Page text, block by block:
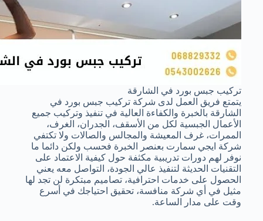
تركيب جبس بورد في الشارقة
يتمتع فريق العمل لدى شركة تركيب جبس بورد في
الشارقة بالخبرة والكفاءة العالية في تنفيذ وتركيب جميع
الأعمال الجبسية لكل من الأسقف، الجدران، الغرف،
الممرات، غرف المعيشة والمجالس والصالات ولا تكتفي
شركة ايجي سمارت بعنصر الخبرة فحسب ولكن دائما ما
نوفر لهم دورات تدريبية مكثفة حول كيفية الاعتماد على
التقنيات الحديثة لتنفيذ عالي الجودة، التواصل معه يعني
الحصول على خدمات احترافية، تصاميم مبتكرة لن تجد لها
مثيل في أي شركة منافسة، تحقيق احتياجك في أسرع
وقت على مدار الساعة.